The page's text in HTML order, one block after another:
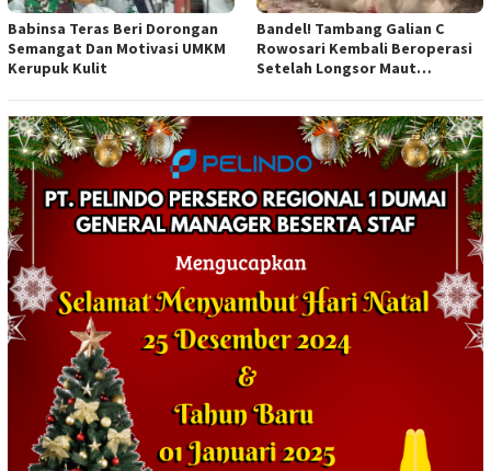
Babinsa Teras Beri Dorongan
Semangat Dan Motivasi UMKM
Kerupuk Kulit
Bandel! Tambang Galian C
Rowosari Kembali Beroperasi
Setelah Longsor Maut